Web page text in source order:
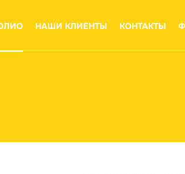
НАШИ КЛИЕНТЫ КОНТАКТЫ